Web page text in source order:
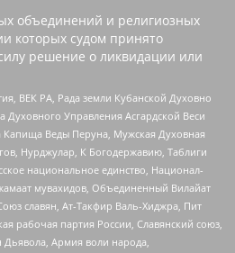
объединений и религиозных
которых судом принято
решение о ликвидации или
ВЕК РА, Рада земли Кубанской Духовно
Управления Асгардской Веси
Веды Перуна, Мужская Духовная
Нурджулар, К Богодержавию, Таблиги
национальное единство, Национал-
мувахидов, Объединенный Вилайат
славян, Ат-Такфир Валь-Хиджра, Пит
рабочая партия России, Славянский союз,
Армия воли народа,